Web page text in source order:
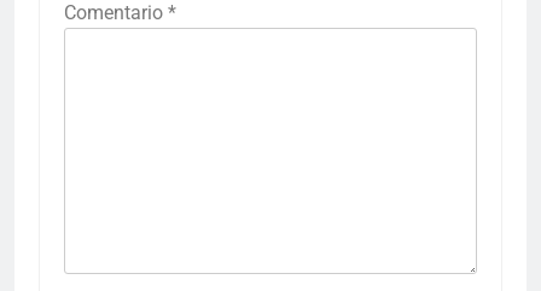
Comentario *